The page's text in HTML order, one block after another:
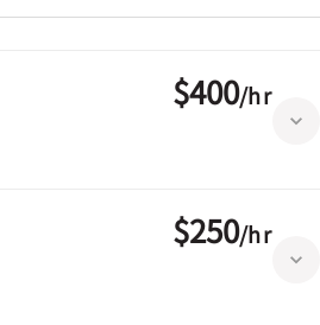
$400/hr
$250/hr